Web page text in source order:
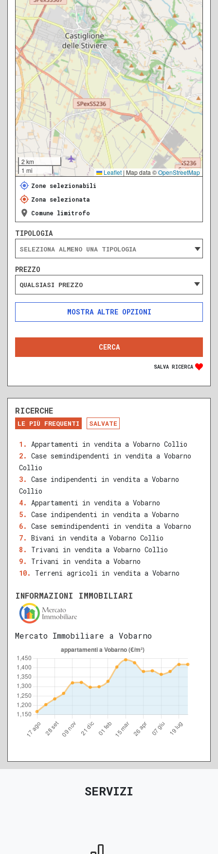
2 km
1 mi
Leaflet | Map data ©OpenStreetMap
Zone selezionabili
Zona selezionata
Comune limitrofo
TIPOLOGIA
PREZZO
QUALSIASI PREZZO
ALTRE OPZIONI
SOLO ANNUNCI IN ASTA
DA RISTRUTTURARE
NUOVA COSTRUZIONE
RECENTE
RISTRUTTURATO
QUALSIASI SUPERFICIE
B C D E
SALVA RICERCA
RICERCHE
LE PIÙ FREQUENTI SALVATE
Appartamenti in vendita a Vobarno Collio
Case semindipendenti in vendita a Vobarno
Collio
Case indipendenti in vendita a Vobarno
Collio
Appartamenti in vendita a Vobarno
Case indipendenti in vendita a Vobarno
Case semindipendenti in vendita a Vobarno
Bivani in vendita a Vobarno Collio
Trivani in vendita a Vobarno Collio
Trivani in vendita a Vobarno
Terreni agricoli in vendita a Vobarno
INFORMAZIONI IMMOBILIARI
Mercato Immobiliare a Vobarno
SERVIZI